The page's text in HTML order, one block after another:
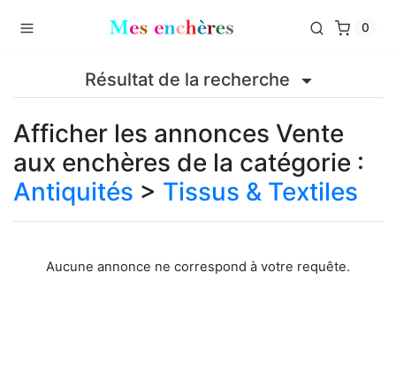
0
Résultat de la recherche
Afficher les annonces Vente
aux enchères de la catégorie :
Antiquités > Tissus & Textiles
Aucune annonce ne correspond à votre requête.